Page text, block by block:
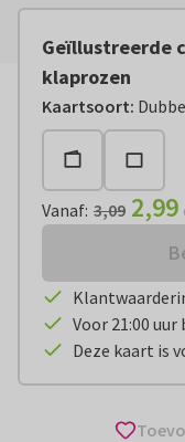
Geïllustreerde
klaprozen
Kaartsoort:
Vanaf: € 2,99 excl.
Vanaf: 3,09 2,99
Voor 21:00
Deze kaart is